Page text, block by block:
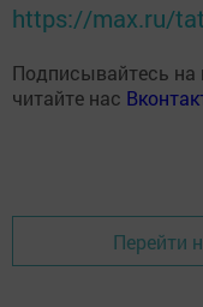
https://max.ru/
Подписывайтесь на
читайте нас
Перейти